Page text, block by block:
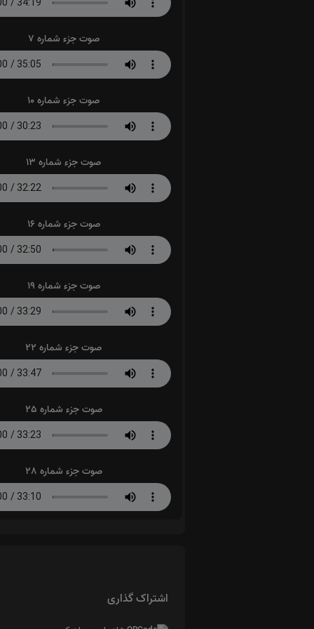
صوت جزء شماره 7
صوت جزء شماره 10
صوت جزء شماره 13
صوت جزء شماره 16
صوت جزء شماره 19
صوت جزء شماره 22
صوت جزء شماره 25
صوت جزء شماره 28
اشتراک گذاری